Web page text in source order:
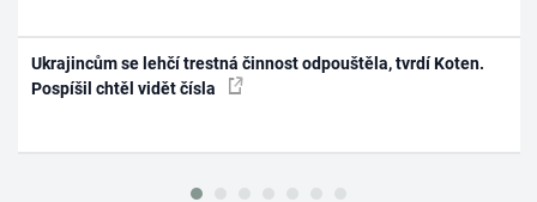
Ukrajincům se lehčí trestná činnost odpouštěla, tvrdí Koten.
Pospíšil chtěl vidět čísla